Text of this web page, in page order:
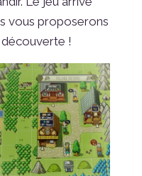
vous proposerons
!